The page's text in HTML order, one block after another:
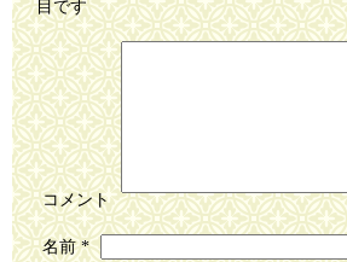
目です
コメント
名前*